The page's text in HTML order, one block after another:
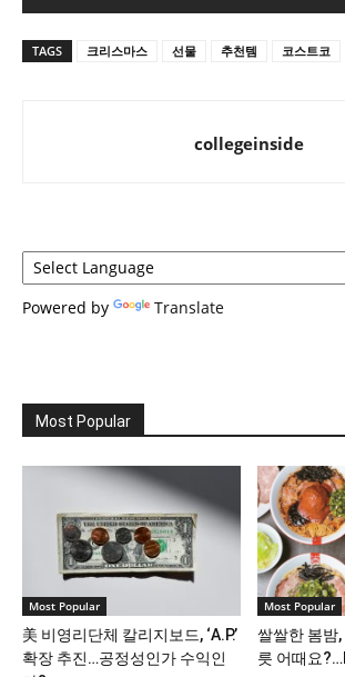
TAGS 크리스마스 선물 추천템 코스트코
collegeinside
Powered by Translate
Most Popular
Most Popular
美 비영리단체 칼리지보드, ‘A.P.’
확장 추진…공정성인가 수익인
Most Popular
쌀쌀한 봄밤,
릇 어때요